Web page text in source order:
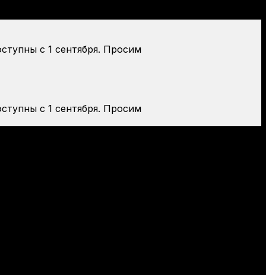
с 1 сентября. Просим
с 1 сентября. Просим